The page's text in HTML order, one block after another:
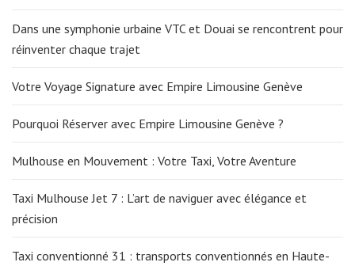
Dans une symphonie urbaine VTC et Douai se rencontrent pour
réinventer chaque trajet
Votre Voyage Signature avec Empire Limousine Genève
Pourquoi Réserver avec Empire Limousine Genève ?
Mulhouse en Mouvement : Votre Taxi, Votre Aventure
Taxi Mulhouse Jet 7 : L’art de naviguer avec élégance et
précision
Taxi conventionné 31 : transports conventionnés en Haute-